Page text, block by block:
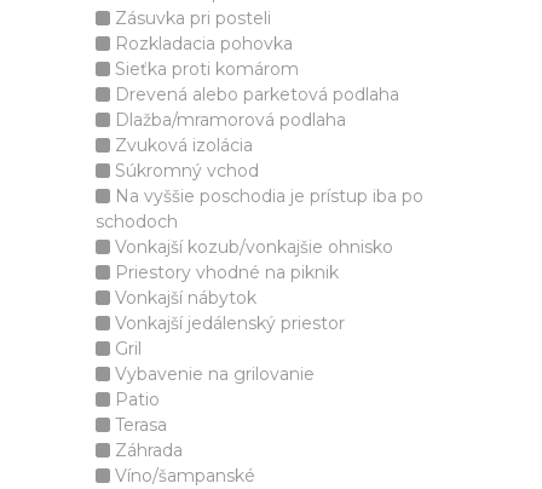
Zásuvka pri posteli
Rozkladacia pohovka
Sieťka proti komárom
Drevená alebo parketová podlaha
Dlažba/mramorová podlaha
Zvuková izolácia
Súkromný vchod
Na vyššie poschodia je prístup iba po
schodoch
Vonkajší kozub/vonkajšie ohnisko
Priestory vhodné na piknik
Vonkajší nábytok
Vonkajší jedálenský priestor
Gril
Vybavenie na grilovanie
Patio
Terasa
Záhrada
Víno/šampanské